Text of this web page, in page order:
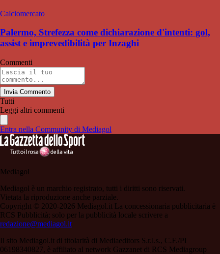
Calciomercato
Palermo, Strefezza come dichiarazione d'intenti: gol,
assist e imprevedibilità per Inzaghi
Commenti
Invia Commento
Tutti
Leggi altri commenti
Entra nella Community di Mediagol
Mediagol
Mediagol è un marchio registrato, tutti i diritti sono riservati.
Vietata la riproduzione anche parziale.
Copyright © 2020-2026 Mediagol.it La concessionaria pubblicitaria è
RCS Pubblicità; solo per la pubblicità locale scrivere a
redazione@mediagol.it
Il sito Mediagol.it di titolarità di Mediaeditors S.r.l.s., C.F./PI
06198340827, è affiliato al network Gazzanet di RCS Mediagroup